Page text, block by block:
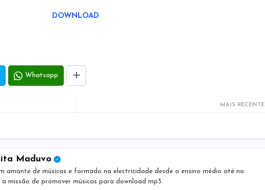
DOWNLOAD
Whatsapp
MAIS RECENTE
Maduvo
amante de músicas e formado na electricidade desde o ensino médio até no
missão de promover músicas para download mp3.